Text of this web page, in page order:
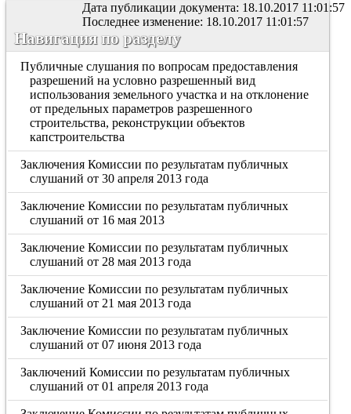
Дата публикации документа: 18.10.2017 11:01:57
Последнее изменение: 18.10.2017 11:01:57
Навигация по разделу
Публичные слушания по вопросам предоставления
разрешений на условно разрешенный вид
использования земельного участка и на отклонение
от предельных параметров разрешенного
строительства, реконструкции объектов
капстроительства
Заключения Комиссии по результатам публичных
слушаний от 30 апреля 2013 года
Заключение Комиссии по результатам публичных
слушаний от 16 мая 2013
Заключение Комиссии по результатам публичных
слушаний от 28 мая 2013 года
Заключение Комиссии по результатам публичных
слушаний от 21 мая 2013 года
Заключение Комиссии по результатам публичных
слушаний от 07 июня 2013 года
Заключений Комиссии по результатам публичных
слушаний от 01 апреля 2013 года